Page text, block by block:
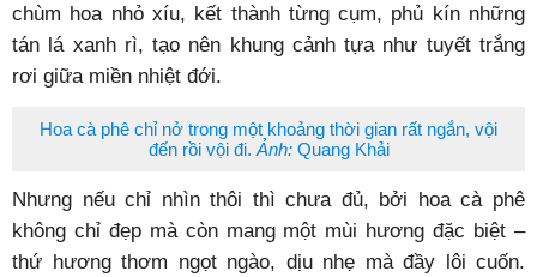
chùm hoa nhỏ xíu, kết thành từng cụm, phủ kín những
tán lá xanh rì, tạo nên khung cảnh tựa như tuyết trắng
rơi giữa miền nhiệt đới.
Hoa cà phê chỉ nở trong một khoảng thời gian rất ngắn, vội
đến rồi vội đi. Ảnh: Quang Khải
Nhưng nếu chỉ nhìn thôi thì chưa đủ, bởi hoa cà phê
không chỉ đẹp mà còn mang một mùi hương đặc biệt –
thứ hương thơm ngọt ngào, dịu nhẹ mà đầy lôi cuốn.